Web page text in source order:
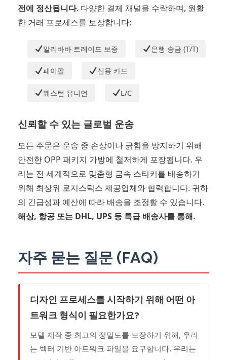
전에 정산됩니다. 다양한 결제 채널을 수락하며, 원활
한 거래 프로세스를 보장합니다:
알리바바 트레이드 보증 은행 송금 (T/T)
페이팔 신용 카드
웨스턴 유니언 L/C
신뢰할 수 있는 글로벌 운송
모든 주문은 운송 중 손상이나 긁힘을 방지하기 위해
안전한 OPP 패키지 가방에 철저하게 포장됩니다. 우
리는 전 세계적으로 맞춤형 금속 스티커를 배송하기
위해 최상위 로지스틱스 제공업체와 협력합니다. 귀하
의 긴급성과 예산에 따라 배송을 조정할 수 있습니다.
해상, 항공 또는 DHL, UPS 등 특급 배송사를 통해.
자주 묻는 질문 (FAQ)
디자인 프로세스를 시작하기 위해 어떤 아
트워크 형식이 필요한가요?
모델 제작 중 최고의 정밀도를 보장하기 위해, 우리
는 벡터 기반 아트워크 파일을 요구합니다. 우리는